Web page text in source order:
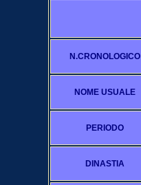
N.CRONOLOGICO
NOME USUALE
PERIODO
DINASTIA